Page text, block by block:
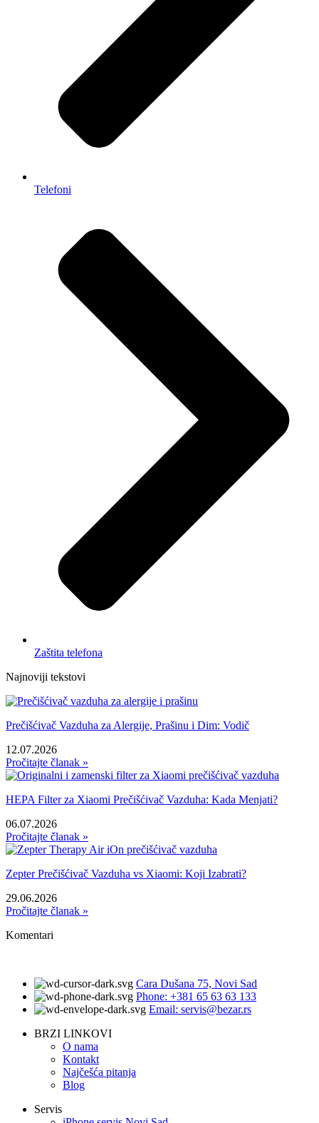
Telefoni
Zaštita telefona
Najnoviji tekstovi
Prečišćivač Vazduha za Alergije, Prašinu i Dim: Vodič
12.07.2026
Pročitajte članak »
HEPA Filter za Xiaomi Prečišćivač Vazduha: Kada Menjati?
06.07.2026
Pročitajte članak »
Zepter Prečišćivač Vazduha vs Xiaomi: Koji Izabrati?
29.06.2026
Pročitajte članak »
Komentari
Cara Dušana 75, Novi Sad
Phone: +381 65 63 63 133
Email: servis@bezar.rs
BRZI LINKOVI
O nama
Kontakt
Najčešća pitanja
Blog
Servis